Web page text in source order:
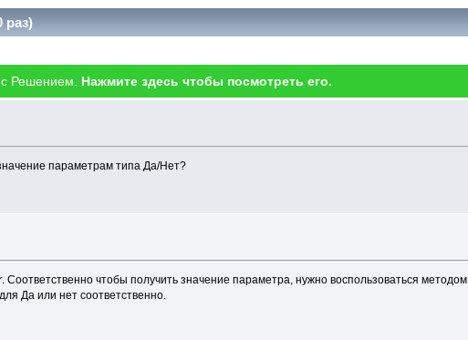
раз)
Решением. Нажмите здесь чтобы посмотреть его.
параметрам типа Да/Нет?
. Соответственно чтобы получить значение параметра, нужно воспользоваться
для Да или нет соответственно.